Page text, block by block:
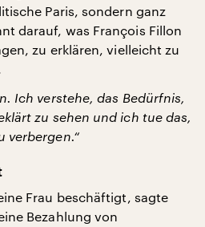
Paris, sondern ganz
darauf, was François Fillon
zu erklären, vielleicht zu
Ich verstehe, das Bedürfnis,
zu sehen und ich tue das,
verbergen.“
Frau beschäftigt, sagte
Bezahlung von